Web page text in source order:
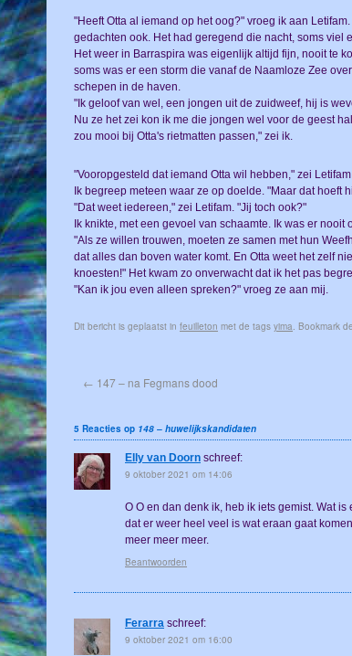
"Heeft Otta al iemand op het oog?" vroeg ik aan
gedachten ook. Het had geregend die nacht, soms viel
Het weer in Barraspira was eigenlijk altijd fijn, nooit te
soms was er een storm die vanaf de Naamloze Zee
schepen in de haven.
"Ik geloof van wel, een jongen uit de zuidweef, hij is
Nu ze het zei kon ik me die jongen wel voor de geest
zou mooi bij Otta's rietmatten passen," zei ik.
"Vooropgesteld dat iemand Otta wil hebben," zei
Ik begreep meteen waar ze op doelde. "Maar dat hoeft
"Dat weet iedereen," zei Letifam. "Jij toch ook?"
Ik knikte, met een gevoel van schaamte. Ik was er
"Als ze willen trouwen, moeten ze samen met hun
dat alles dan boven water komt. En Otta weet het zelf
knoesten!" Het kwam zo onverwacht dat ik het pas
"Kan ik jou even alleen spreken?" vroeg ze aan mij.
Dit bericht is geplaatst in feuilleton met de tags yima. Bookmark de
← 147 – na Fegmans dood
5 Reacties op 148 – huwelijkskandidaten
Elly van Doorn schreef:
9 oktober 2021 om 14:06
O O en dan denk ik, heb ik iets gemist. Wat
dat er weer heel veel is wat eraan gaat
meer meer meer.
Beantwoorden
Ferarra schreef:
9 oktober 2021 om 16:00